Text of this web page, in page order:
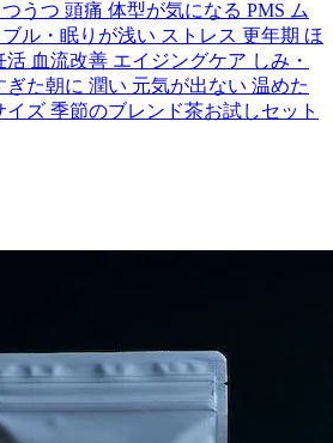
うつ 頭痛 体型が気になる PMS ム
ル・眠りが浅い ストレス 更年期 ほ
活 血流改善 エイジングケア しみ・
ぎた朝に 潤い 元気が出ない 温めた
イズ 季節のブレンド茶お試しセット